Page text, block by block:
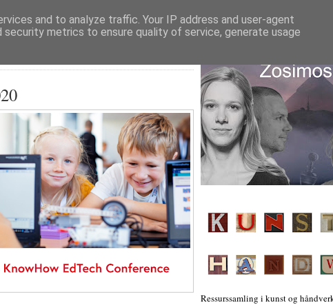
Ressurssamling i kunst og
and to analyze traffic. Your IP address and user-agent
metrics to ensure quality of service, generate usage